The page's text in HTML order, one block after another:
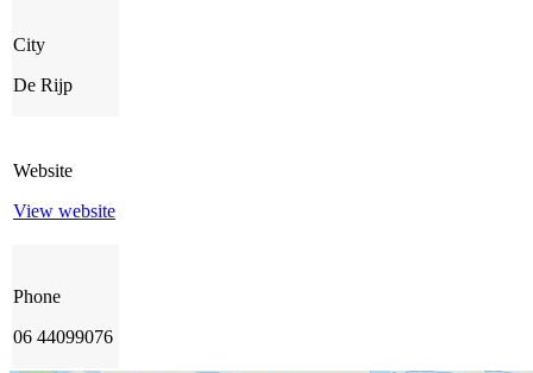
City
De Rijp
Website
View website
Phone
06 44099076